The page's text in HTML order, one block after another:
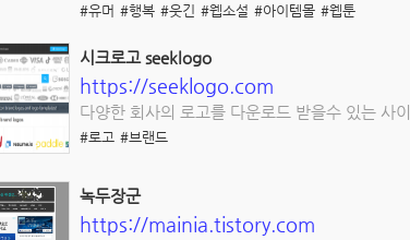
#유머 #행복 #웃긴 #웹소설 #아이템몰 #웹툰
시크로고 seeklogo
https://seeklogo.com
다양한 회사의 로고를 다운로드 받을수 있는 사
#로고 #브랜드
녹두장군
https://mainia.tistory.com